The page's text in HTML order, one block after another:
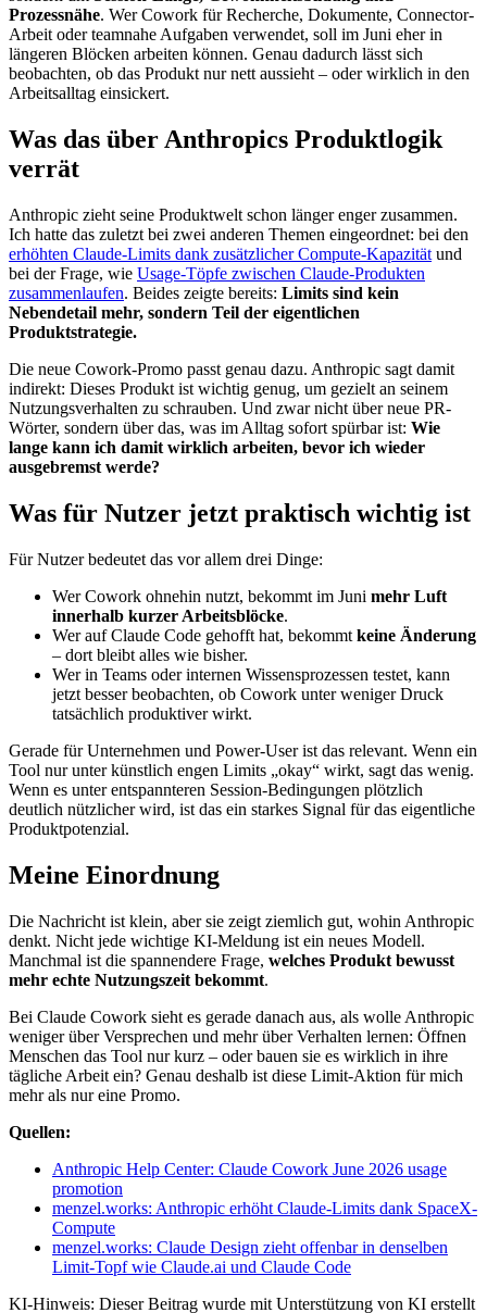
Prozessnähe. Wer Cowork für Recherche, Dokumente, Connector-
Arbeit oder teamnahe Aufgaben verwendet, soll im Juni eher in
längeren Blöcken arbeiten können. Genau dadurch lässt sich
beobachten, ob das Produkt nur nett aussieht – oder wirklich in den
Arbeitsalltag einsickert.
Was das über Anthropics Produktlogik
verrät
Anthropic zieht seine Produktwelt schon länger enger zusammen.
Ich hatte das zuletzt bei zwei anderen Themen eingeordnet: bei den
erhöhten Claude-Limits dank zusätzlicher Compute-Kapazität und
bei der Frage, wie Usage-Töpfe zwischen Claude-Produkten
zusammenlaufen. Beides zeigte bereits: Limits sind kein
Nebendetail mehr, sondern Teil der eigentlichen
Produktstrategie.
Die neue Cowork-Promo passt genau dazu. Anthropic sagt damit
indirekt: Dieses Produkt ist wichtig genug, um gezielt an seinem
Nutzungsverhalten zu schrauben. Und zwar nicht über neue PR-
Wörter, sondern über das, was im Alltag sofort spürbar ist: Wie
lange kann ich damit wirklich arbeiten, bevor ich wieder
ausgebremst werde?
Was für Nutzer jetzt praktisch wichtig ist
Für Nutzer bedeutet das vor allem drei Dinge:
Wer Cowork ohnehin nutzt, bekommt im Juni mehr Luft
innerhalb kurzer Arbeitsblöcke.
Wer auf Claude Code gehofft hat, bekommt keine Änderung
– dort bleibt alles wie bisher.
Wer in Teams oder internen Wissensprozessen testet, kann
jetzt besser beobachten, ob Cowork unter weniger Druck
tatsächlich produktiver wirkt.
Gerade für Unternehmen und Power-User ist das relevant. Wenn ein
Tool nur unter künstlich engen Limits „okay“ wirkt, sagt das wenig.
Wenn es unter entspannteren Session-Bedingungen plötzlich
deutlich nützlicher wird, ist das ein starkes Signal für das eigentliche
Produktpotenzial.
Meine Einordnung
Die Nachricht ist klein, aber sie zeigt ziemlich gut, wohin Anthropic
denkt. Nicht jede wichtige KI-Meldung ist ein neues Modell.
Manchmal ist die spannendere Frage, welches Produkt bewusst
mehr echte Nutzungszeit bekommt.
Bei Claude Cowork sieht es gerade danach aus, als wolle Anthropic
weniger über Versprechen und mehr über Verhalten lernen: Öffnen
Menschen das Tool nur kurz – oder bauen sie es wirklich in ihre
tägliche Arbeit ein? Genau deshalb ist diese Limit-Aktion für mich
mehr als nur eine Promo.
Quellen:
Anthropic Help Center: Claude Cowork June 2026 usage
promotion
menzel.works: Anthropic erhöht Claude-Limits dank SpaceX-
Compute
menzel.works: Claude Design zieht offenbar in denselben
Limit-Topf wie Claude.ai und Claude Code
KI-Hinweis: Dieser Beitrag wurde mit Unterstützung von KI erstellt